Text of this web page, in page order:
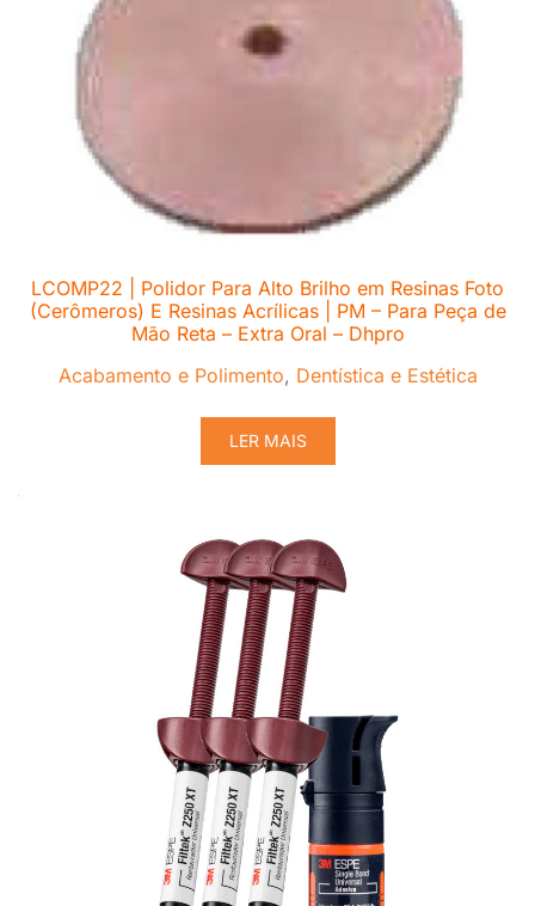
LCOMP22 | Polidor Para Alto Brilho em Resinas Foto
(Cerômeros) E Resinas Acrílicas | PM – Para Peça de
Mão Reta – Extra Oral – Dhpro
Acabamento e Polimento, Dentística e Estética
LER MAIS